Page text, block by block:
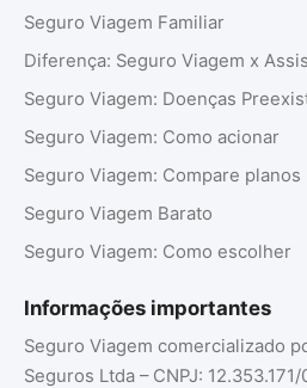
Seguro Viagem Familiar
Diferença: Seguro Viagem x
Seguro Viagem: Doenças
Seguro Viagem: Como acionar
Seguro Viagem: Compare planos
Seguro Viagem Barato
Seguro Viagem: Como escolher
Informações importantes
Seguro Viagem comercializado
Seguros Ltda – CNPJ: